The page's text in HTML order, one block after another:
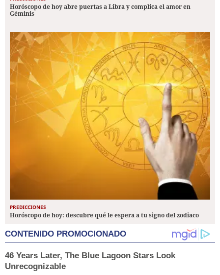
Horóscopo de hoy abre puertas a Libra y complica el amor en
Géminis
PREDICCIONES
Horóscopo de hoy: descubre qué le espera a tu signo del zodiaco
CONTENIDO PROMOCIONADO
46 Years Later, The Blue Lagoon Stars Look
Unrecognizable